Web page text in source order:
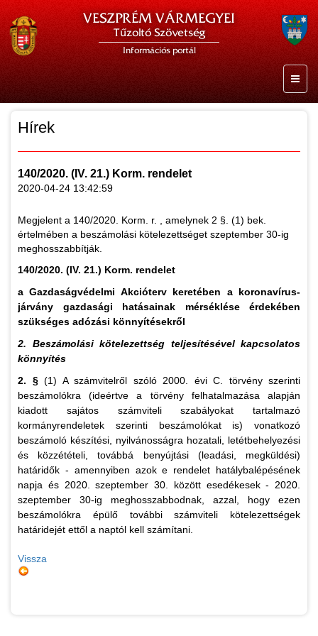
VESZPRÉM VÁRMEGYEI
Tűzoltó Szövetség
Információs portál
Hírek
140/2020. (IV. 21.) Korm. rendelet
2020-04-24 13:42:59
Megjelent a 140/2020. Korm. r. , amelynek 2 §. (1) bek.
értelmében a beszámolási kötelezettséget szeptember 30-ig
meghosszabbítják.
140/2020. (IV. 21.) Korm. rendelet
a Gazdaságvédelmi Akcióterv keretében a koronavírus-
járvány gazdasági hatásainak mérséklése érdekében
szükséges adózási könnyítésekről
2. Beszámolási kötelezettség teljesítésével kapcsolatos
könnyítés
2. § (1) A számvitelről szóló 2000. évi C. törvény szerinti
beszámolókra (ideértve a törvény felhatalmazása alapján
kiadott sajátos számviteli szabályokat tartalmazó
kormányrendeletek szerinti beszámolókat is) vonatkozó
beszámoló készítési, nyilvánosságra hozatali, letétbehelyezési
és közzétételi, továbbá benyújtási (leadási, megküldési)
határidők - amennyiben azok e rendelet hatálybalépésének
napja és 2020. szeptember 30. között esedékesek - 2020.
szeptember 30-ig meghosszabbodnak, azzal, hogy ezen
beszámolókra épülő további számviteli kötelezettségek
határidejét ettől a naptól kell számítani.
Vissza